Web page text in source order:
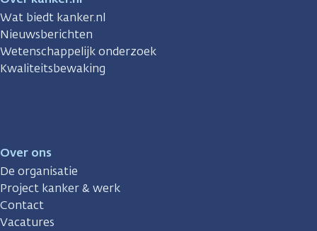
Wat biedt kanker.nl
Nieuwsberichten
Wetenschappelijk onderzoek
Kwaliteitsbewaking
Over ons
De organisatie
Project kanker & werk
Contact
Vacatures